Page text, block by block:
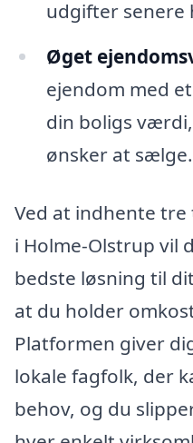
udgifter senere
Øget
ejendom med
din boligs
ønsker at sælge.
Ved at indhente
i Holme-Olstrup vil
bedste løsning til
at du holder
Platformen giver
lokale fagfolk, der
behov, og du